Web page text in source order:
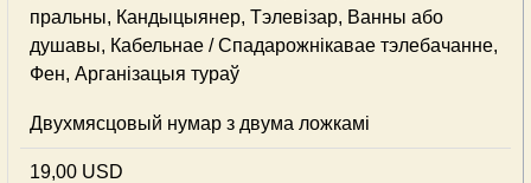
пральны, Кандыцыянер, Тэлевізар, Ванны або
душавы, Кабельнае / Спадарожнiкавае тэлебачанне,
Фен, Арганізацыя тураў
Двухмясцовый нумар з двума ложкамі
19,00 USD